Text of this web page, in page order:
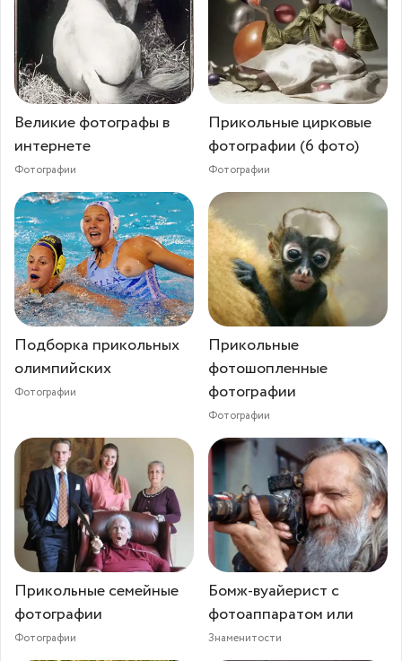
Великие фотографы в
интернете
Фотографии
Прикольные цирковые
фотографии (6 фото)
Фотографии
Подборка прикольных
олимпийских
Фотографии
Прикольные
фотошопленные
фотографии
Фотографии
Прикольные семейные
фотографии
Фотографии
Бомж-вуайерист с
фотоаппаратом или
Знаменитости